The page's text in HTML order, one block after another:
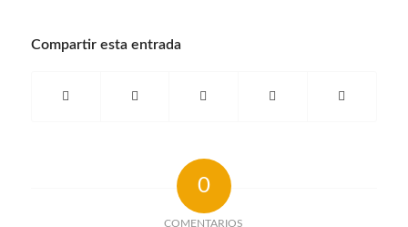
Compartir esta entrada
0
COMENTARIOS